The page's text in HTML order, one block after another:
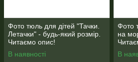
Фото тюль для дітей "Тачки.
Летачки" - будь-який розмір.
Читаємо опис!
В наявності
Фото
на
В